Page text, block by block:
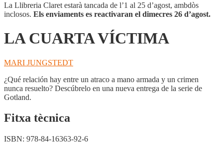
La Llibreria Claret estarà tancada de l’1 al 25 d’agost, ambdòs
inclosos. Els enviaments es reactivaran el dimecres 26 d’agost.
LA CUARTA VÍCTIMA
MARI JUNGSTEDT
¿Qué relación hay entre un atraco a mano armada y un crimen
nunca resuelto? Descúbrelo en una nueva entrega de la serie de
Gotland.
Fitxa tècnica
ISBN: 978-84-16363-92-6